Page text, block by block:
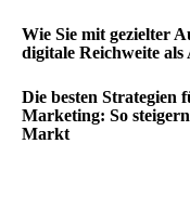
Wie Sie mit gezielter
digitale Reichweite als
Die besten Strategien
Marketing: So
Markt